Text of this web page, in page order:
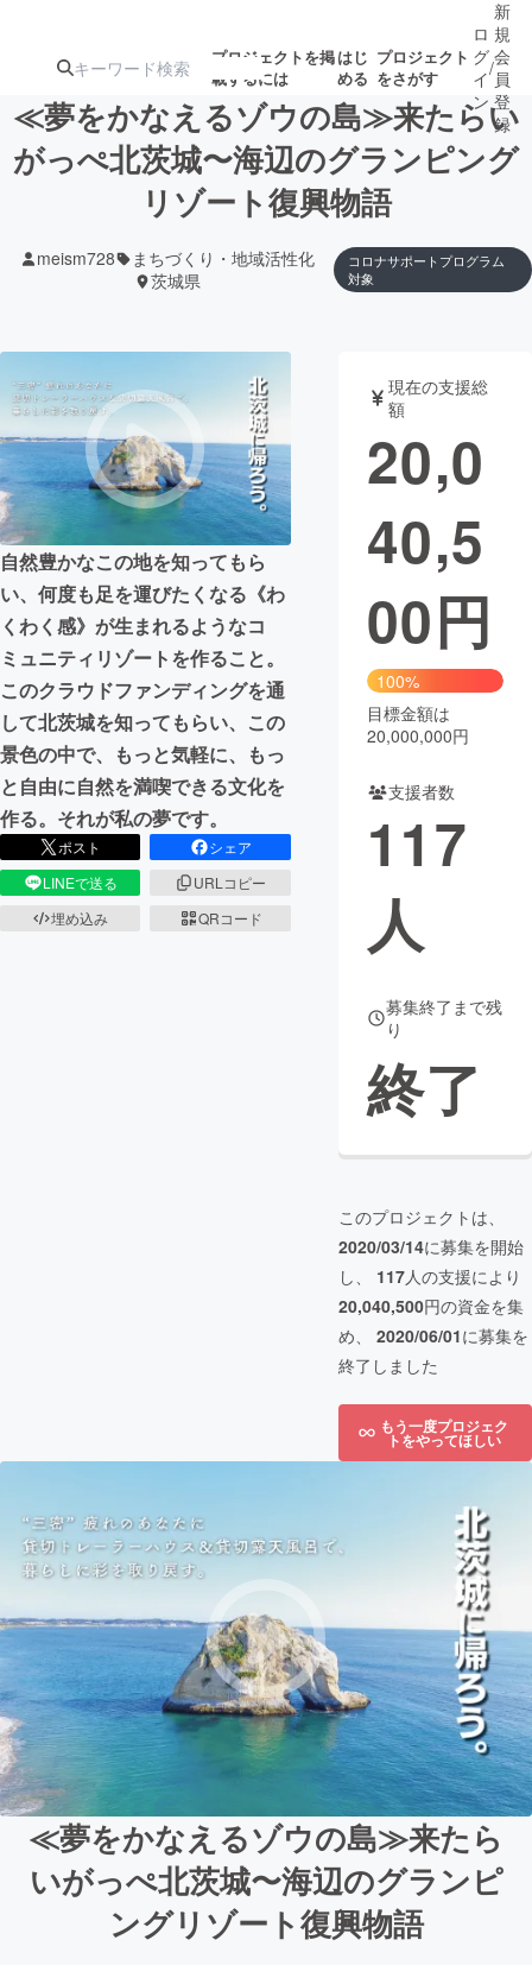
プロジェクトを掲
載するには
はじ
める
プロジェクト
をさがす
注目のリ 注目の新着プロ募集終了が近いプ
テクノロジー・ガジェット ゲーム・サ
映像・映画 書籍・雑誌
ビジネス・起業
まちづくり・地域活性化
CAMPFIRE for Social Good
CAMPFIRE Creation
CAMPFIREふるさと納税machi-ya コミュニティ
ロ
グ
イ
ン
/
新
規
会
員
登
録
≪夢をかなえるゾウの島≫来たらい
がっぺ北茨城〜海辺のグランピング
リゾート復興物語
meism728
まちづくり・地域活性化
茨城県
コロナサポートプログラム
対象
自然豊かなこの地を知ってもら
い、何度も足を運びたくなる《わ
くわく感》が生まれるようなコ
ミュニティリゾートを作ること。
このクラウドファンディングを通
して北茨城を知ってもらい、この
景色の中で、もっと気軽に、もっ
と自由に自然を満喫できる文化を
作る。それが私の夢です。
ポスト
シェア
LINEで送る
URLコピー
埋め込み
QRコード
現在の支援総
額
20,0
40,5
00円
100%
目標金額は
20,000,000円
支援者数
117
人
募集終了まで残
り
終了
このプロジェクトは、
2020/03/14に募集を開始
し、 117人の支援により
20,040,500円の資金を集
め、 2020/06/01に募集を
終了しました
もう一度プロジェク
トをやってほしい
≪夢をかなえるゾウの島≫来たら
いがっぺ北茨城〜海辺のグランピ
ングリゾート復興物語